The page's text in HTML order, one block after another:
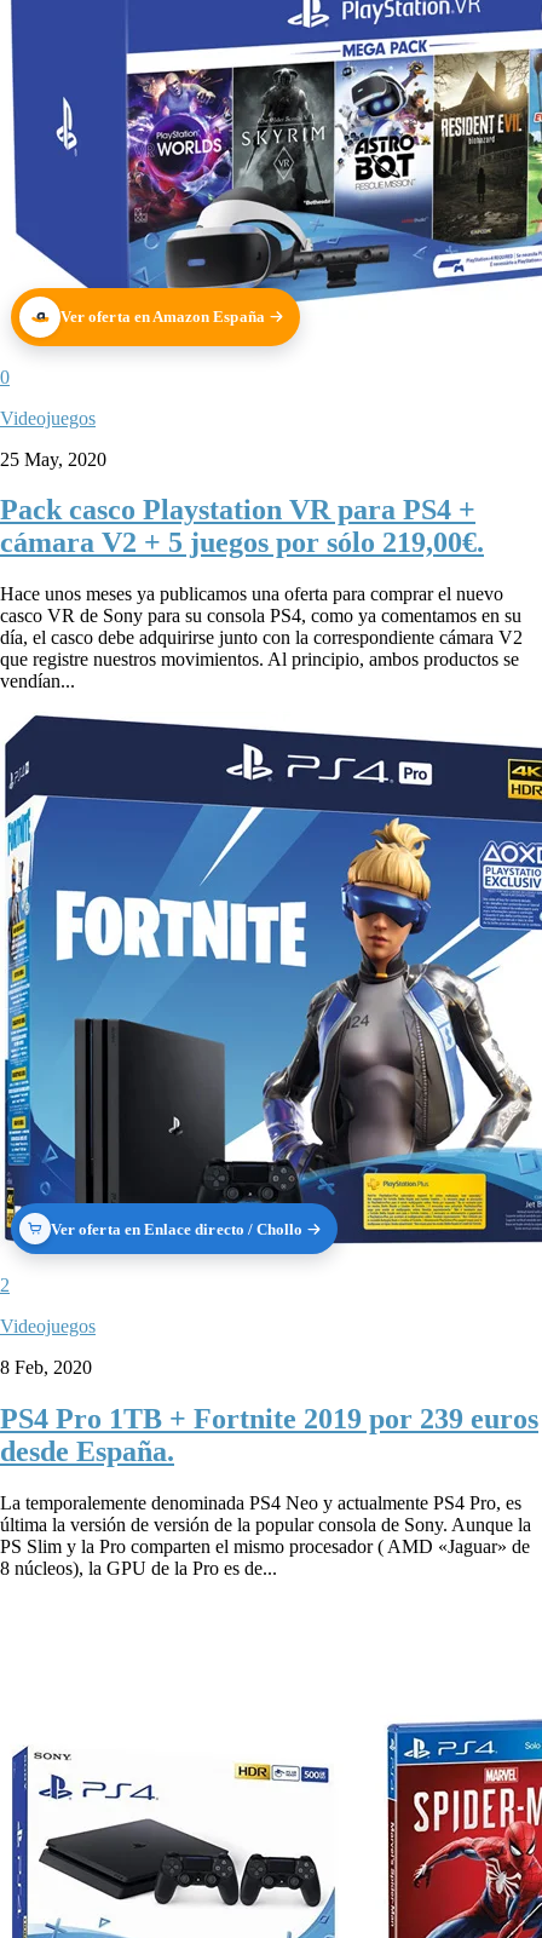
Ver oferta en Amazon España
0
Videojuegos
25 May, 2020
Pack casco Playstation VR para PS4 +
cámara V2 + 5 juegos por sólo 219,00€.
Hace unos meses ya publicamos una oferta para comprar el nuevo
casco VR de Sony para su consola PS4, como ya comentamos en su
día, el casco debe adquirirse junto con la correspondiente cámara V2
que registre nuestros movimientos. Al principio, ambos productos se
vendían...
Ver oferta en Enlace directo / Chollo
2
Videojuegos
8 Feb, 2020
PS4 Pro 1TB + Fortnite 2019 por 239 euros
desde España.
La temporalemente denominada PS4 Neo y actualmente PS4 Pro, es
última la versión de versión de la popular consola de Sony. Aunque la
PS Slim y la Pro comparten el mismo procesador ( AMD «Jaguar» de
8 núcleos), la GPU de la Pro es de...